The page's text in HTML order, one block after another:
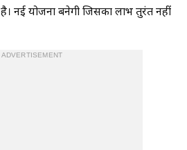
नई योजना बनेगी जिसका लाभ तुरंत नहीं
ADVERTISEMENT